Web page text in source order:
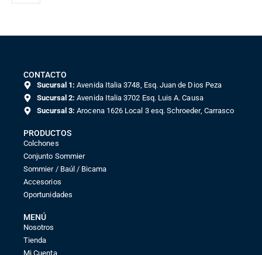
CONTACTO
Sucursal 1: Avenida Italia 3748, Esq. Juan de Dios Peza
Sucursal 2: Avenida Italia 3702 Esq. Luis A. Causa
Sucursal 3: Arocena 1626 Local 3 esq. Schroeder, Carrasco
PRODUCTOS
Colchones
Conjunto Sommier
Sommier / Baúl / Bicama
Accesorios
Oportunidades
MENÚ
Nosotros
Tienda
Mi Cuenta